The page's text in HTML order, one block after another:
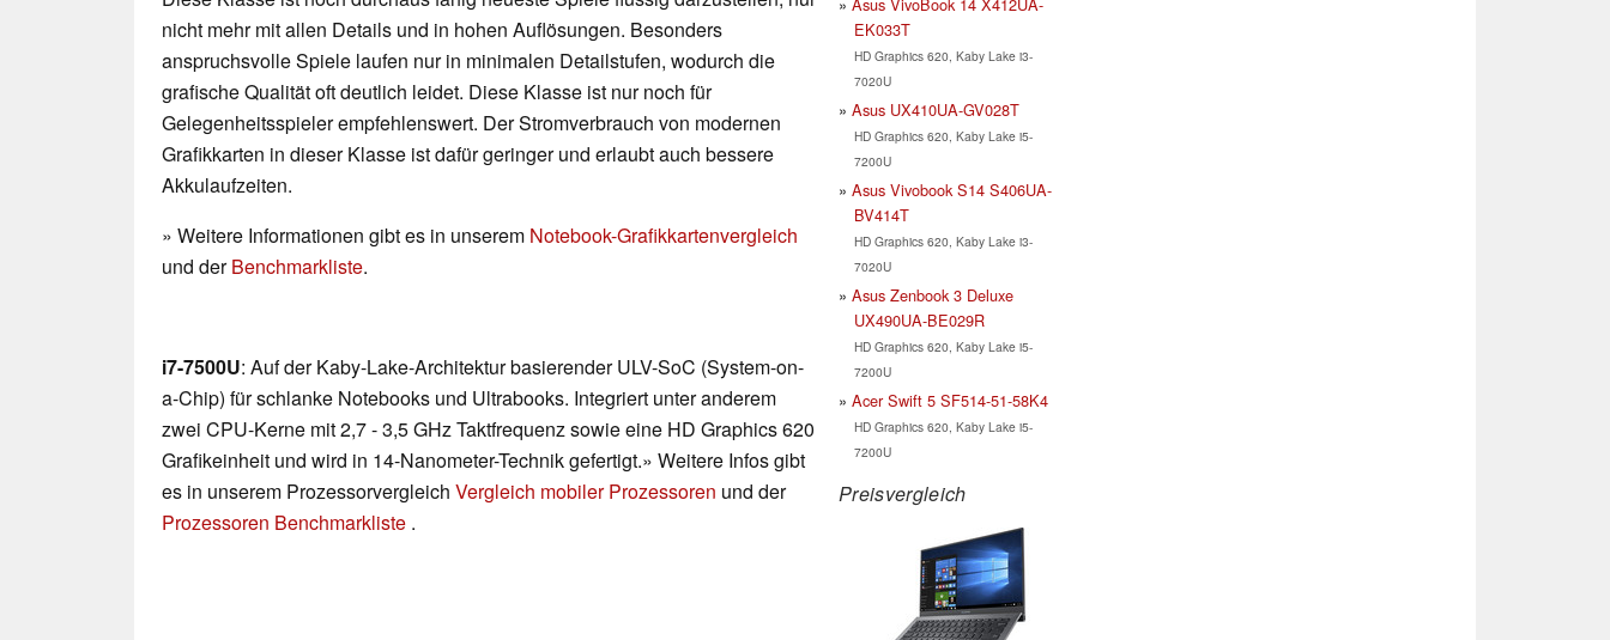
nicht mehr mit allen Details und in hohen Auflösungen. Besonders
anspruchsvolle Spiele laufen nur in minimalen Detailstufen, wodurch die
grafische Qualität oft deutlich leidet. Diese Klasse ist nur noch für
Gelegenheitsspieler empfehlenswert. Der Stromverbrauch von modernen
Grafikkarten in dieser Klasse ist dafür geringer und erlaubt auch bessere
Akkulaufzeiten.
» Weitere Informationen gibt es in unserem Notebook-Grafikkartenvergleich
und derBenchmarkliste.
i7-7500U: Auf der Kaby-Lake-Architektur basierender ULV-SoC (System-on-
a-Chip) für schlanke Notebooks und Ultrabooks. Integriert unter anderem
zwei CPU-Kerne mit 2,7 - 3,5 GHz Taktfrequenz sowie eine HD Graphics 620
Grafikeinheit und wird in 14-Nanometer-Technik gefertigt.» Weitere Infos gibt
es in unserem Prozessorvergleich Vergleich mobiler Prozessoren und der
Prozessoren Benchmarkliste .
EK033T
HD Graphics 620, Kaby Lake i3-
7020U
Asus UX410UA-GV028T
HD Graphics 620, Kaby Lake i5-
7200U
Asus Vivobook S14 S406UA-
BV414T
HD Graphics 620, Kaby Lake i3-
7020U
Asus Zenbook 3 Deluxe
UX490UA-BE029R
HD Graphics 620, Kaby Lake i5-
7200U
Acer Swift 5 SF514-51-58K4
HD Graphics 620, Kaby Lake i5-
7200U
Preisvergleich